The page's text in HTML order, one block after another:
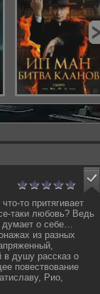
то притягивает
таки любовь? Ведь
думает о себе…
из разных
душу рассказ о
повествование
Рио,